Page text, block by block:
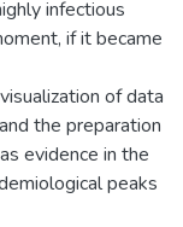
infectious
if it became
of data
the preparation
evidence in the
peaks